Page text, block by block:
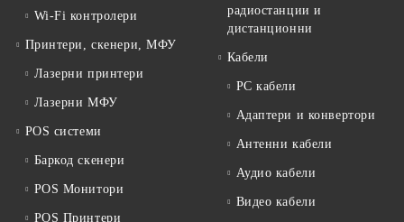
Wi-Fi контролери
Принтери, скенери, МФУ
Лазерни принтери
Лазерни МФУ
POS системи
Баркод скенери
POS Монитори
POS Принтери
радиостанции и
дистанционни
Кабели
PC кабели
Адаптери и конвертори
Антенни кабели
Аудио кабели
Видео кабели